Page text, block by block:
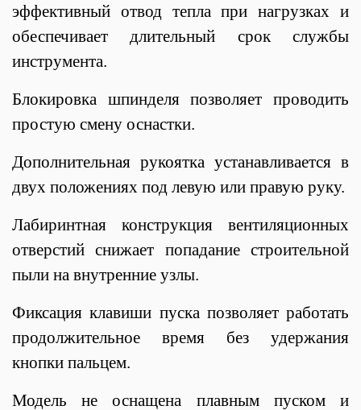
эффективный отвод тепла при нагрузках и
обеспечивает длительный срок службы
инструмента.
Блокировка шпинделя позволяет проводить
простую смену оснастки.
Дополнительная рукоятка устанавливается в
двух положениях под левую или правую руку.
Лабиринтная конструкция вентиляционных
отверстий снижает попадание строительной
пыли на внутренние узлы.
Фиксация клавиши пуска позволяет работать
продолжительное время без удержания
кнопки пальцем.
Модель не оснащена плавным пуском и